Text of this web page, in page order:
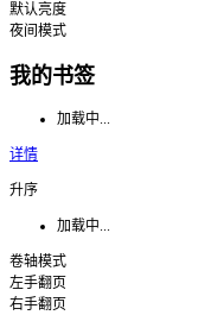
默认亮度
夜间模式
我的书签
加载中...
详情
升序
加载中...
卷轴模式
左手翻页
右手翻页